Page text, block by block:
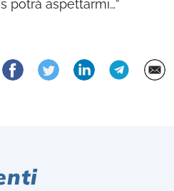
potrà aspettarmi…”